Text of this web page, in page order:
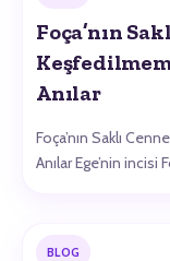
Foça’nın
Anılar
Foça’nın Saklı
Anılar Ege’nin
BLOG